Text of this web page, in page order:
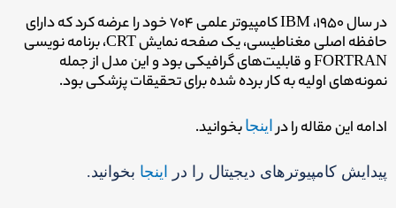
در سال ۱۹۵۰، IBM کامپیوتر علمی ۷۰۴ خود را عرضه کرد که دارای
حافظه اصلی مغناطیسی، یک صفحه نمایش CRT، برنامه نویسی
FORTRAN و قابلیت‌های گرافیکی بود و این مدل از جمله
نمونه‌های اولیه به کار برده شده برای تحقیقات پزشکی بود.
ادامه این مقاله را دراینجا بخوانید.
پیدایش کامپیوترهای دیجیتال را در اینجا بخوانید.